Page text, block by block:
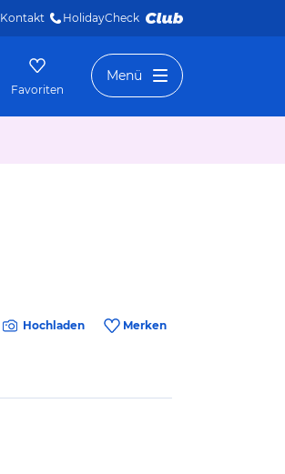
Kontakt HolidayCheck
Favoriten
Menü
Hochladen Merken